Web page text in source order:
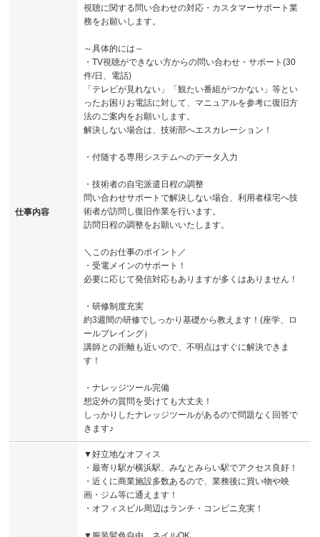
仕事内容
視聴に関する問い合わせの対応・カスタマーサポート業
務をお願いします。
～具体的には～
・TV視聴ができない方からの問い合わせ・サポート(30
件/日、電話)
「テレビが見れない」「観たい番組がつかない」等とい
ったお困りお電話に対して、マニュアルを参考に復旧方
法のご案内をお願いします。
解決しない場合は、技術部へエスカレーション！
・付随する専用システムへのデータ入力
・技術者の自宅派遣日程の調整
問い合わせサポートで解決しない場合、利用者様宅へ技
術者が訪問し復旧作業を行います。
訪問日程の調整をお願いいたします。
＼このお仕事のポイント／
・受電メインのサポート！
必要に応じて発信対応もありますが多くはありません！
・研修制度充実
約3週間の研修でしっかり基礎から教えます！(座学、ロ
ールプレイング）
講師との距離も近いので、不明点はすぐに解決できま
す！
・ナレッジツール完備
想定外の質問を受けても大丈夫！
しっかりしたナレッジツールがあるので問題なく回答で
きます♪
▼好立地なオフィス
・最寄り駅が横浜駅、みなとみらい駅でアクセス良好！
・近くに商業施設多数あるので、業務後に買い物や映
画・ジム等に通えます！
・オフィスビル周辺はランチ・コンビニ充実！